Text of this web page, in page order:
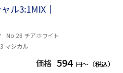
ル3:1MIX｜
No.28 チアホワイト
マジカル
価格 594 円～（税込）